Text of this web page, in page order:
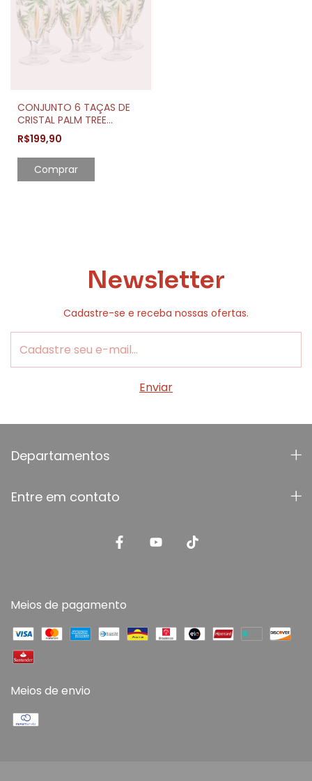
CONJUNTO 6 TAÇAS DE
CRISTAL PALM TREE
HANDPAINT 450ML
R$199,90
Newsletter
Cadastre-se e receba nossas ofertas.
Departamentos
Entre em contato
Meios de pagamento
Meios de envio